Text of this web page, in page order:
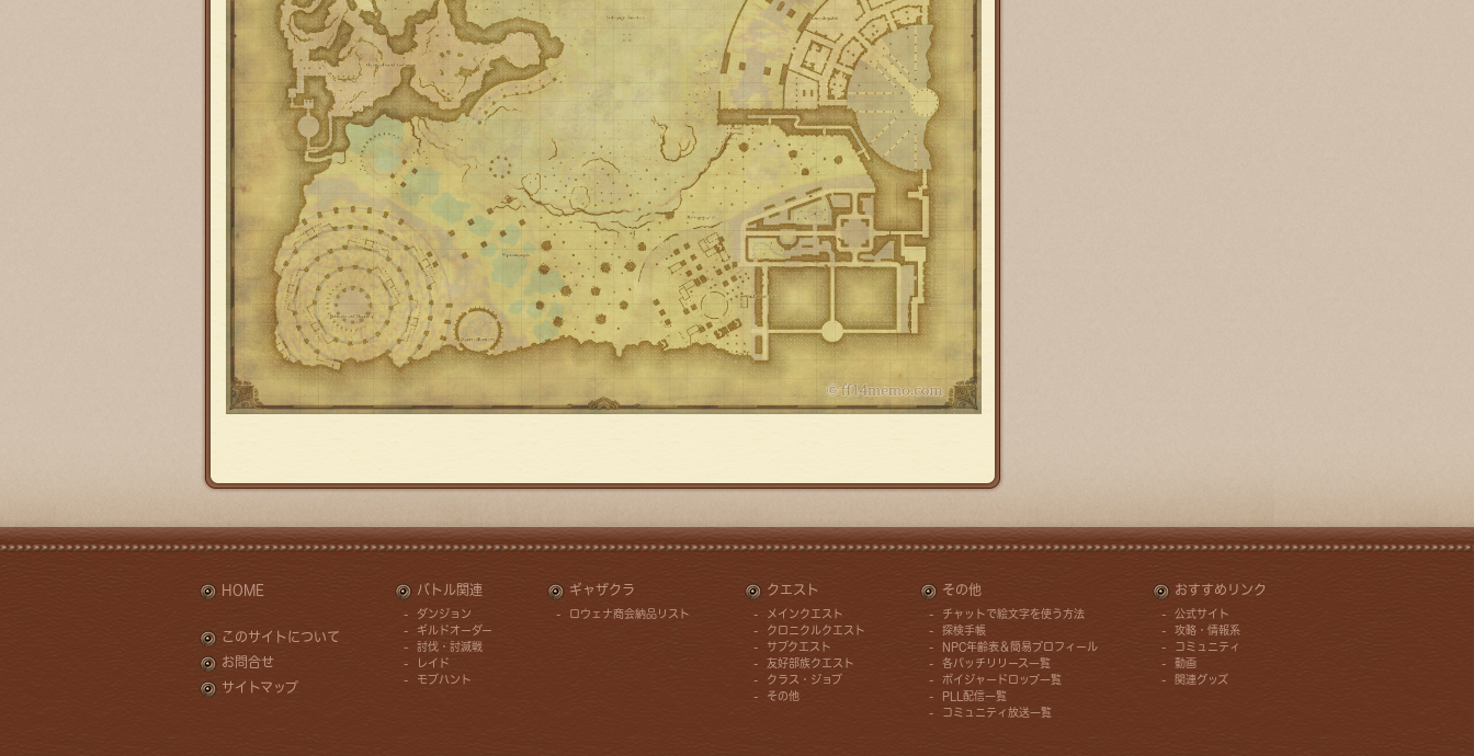
HOME
このサイトについて
お問合せ
サイトマップ
バトル関連
ダンジョン
ギルドオーダー
討伐・討滅戦
レイド
モブハント
ギャザクラ
ロウェナ商会納品リスト
クエスト
メインクエスト
クロニクルクエスト
サブクエスト
友好部族クエスト
クラス・ジョブ
その他
その他
チャットで絵文字を使う方法
探検手帳
NPC年齢表＆簡易プロフィール
各パッチリリース一覧
ボイジャードロップ一覧
PLL配信一覧
コミュニティ放送一覧
おすすめリンク
公式サイト
攻略・情報系
コミュニティ
動画
関連グッズ